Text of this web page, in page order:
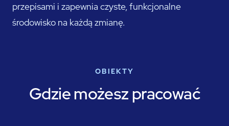
przepisami i zapewnia czyste, funkcjonalne
środowisko na każdą zmianę.
OBIEKTY
Gdzie możesz pracować